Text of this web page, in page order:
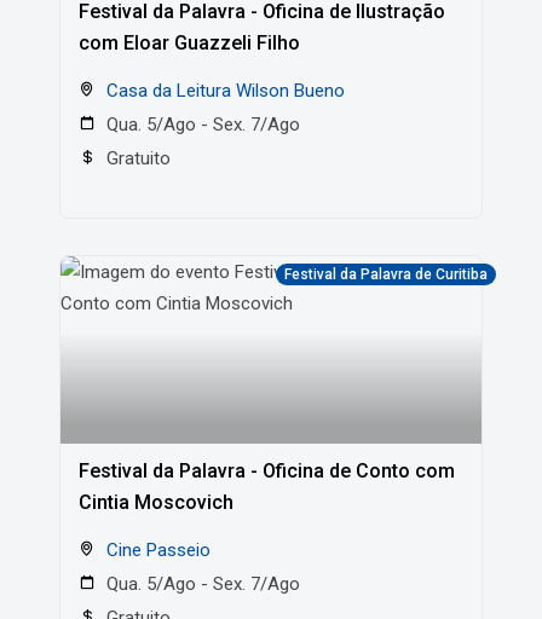
Festival da Palavra - Oficina de Ilustração
com Eloar Guazzeli Filho
Casa da Leitura Wilson Bueno
Qua. 5/Ago - Sex. 7/Ago
Gratuito
Festival da Palavra de Curitiba
Festival da Palavra - Oficina de Conto com
Cintia Moscovich
Cine Passeio
Qua. 5/Ago - Sex. 7/Ago